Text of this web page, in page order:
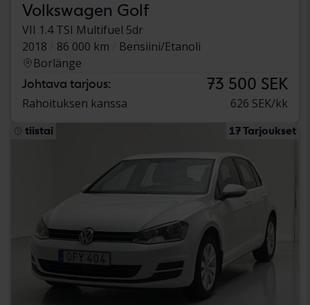
Volkswagen Golf
VII 1.4 TSI Multifuel 5dr
2018
86 000 km
Bensiini/Etanoli
Borlänge
Johtava tarjous: 73 500 SEK
Rahoituksen kanssa 626 SEK/kk
tiistai 17 Tarjoukset